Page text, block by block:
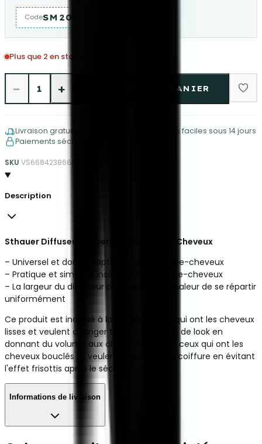
CodeSM20
Plus que 2 en stock
− 1 + AJOUTER AU PANIER
Livraison gratuite à partir de €150
Retours faciles sous 14 jours
Paiements sécurisés et protégés
SKU VS6684238663
Description
Sthauer Diffuseur Universel Pour Sèche-Cheveux
– Universel et donc adapté à tous les sèche-cheveux
– Pratique et simple à insérer dans le sèche-cheveux
– La largeur du diffuseur permettra à la chaleur de se répartir
uniformément
Ce produit est indiqué à la fois pour ceux qui ont les cheveux
lisses et veulent changer temporairement de look en
donnant du volume aux cheveux ; et pour ceux qui ont les
cheveux bouclés et veulent mieux fixer la coiffure en évitant
l'effet frisottis après le séchage.
Informations de livraison